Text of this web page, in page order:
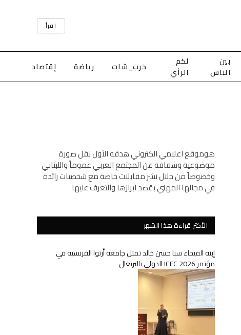
اقرأ
بين
الناس
لكم
الرأي
خرب_شات رياضة إقتصاد
هوموقع اعلامي الكتروني هدفه الأول نقل صورة
موضوعية وشفافة عن المجتمع العربي عموماً واللبناني
وخصوصاً من خلال نشر مقابلات خاصة مع شخصيات رائدة
في مجالها المهني بقصد ابرازها والتعرف عليها
الأكثر قراءة هذا الشهر
إبنة الفيحاء سنا حسن خالد تمثل جامعة أرتوا الفرنسية في
مؤتمر ICEC 2026 الدولي بالبرتغال